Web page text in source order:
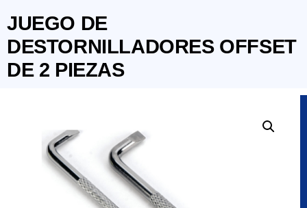
JUEGO DE
DESTORNILLADORES OFFSET
DE 2 PIEZAS